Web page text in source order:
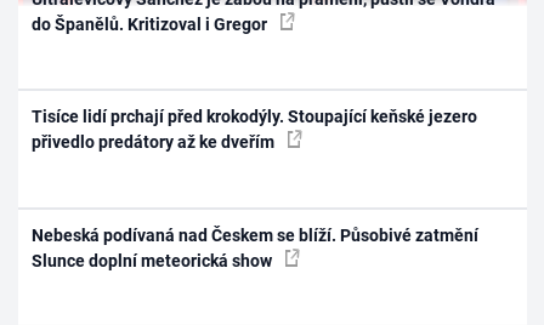
do Španělů. Kritizoval i Gregor
Tisíce lidí prchají před krokodýly. Stoupající keňské jezero
přivedlo predátory až ke dveřím
Nebeská podívaná nad Českem se blíží. Působivé zatmění
Slunce doplní meteorická show